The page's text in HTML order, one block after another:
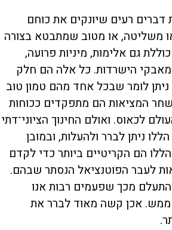
דברים רעים שיונקים את כוחם
משליטה, או מטוב שמתבטא בצורה
גם אלימות, מיניות פרועה,
הישרדות. כל אלה הם חלק
לומר שבכל אחד מהם טמון טוב
המציאות הם מתפקדים ככוחות
לכאוס. ואולם החינוך הציוני־דתי
ניתן לברר ולהעלות, ובמובן
הם הקריטיים ביותר כדי לקדם
לעבר הפוטנציאל הנסתר שבהם.
מכך שפעמים רבות אנו
ממש. אכן קשה מאוד לברר את